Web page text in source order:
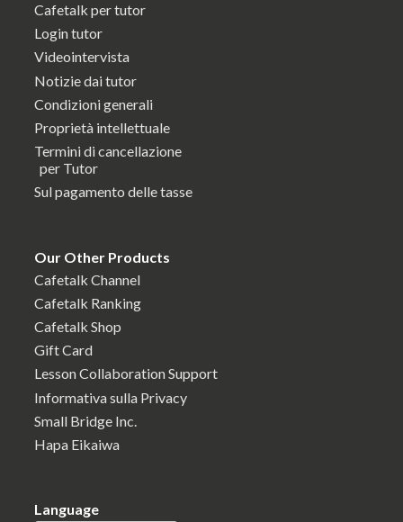
Cafetalk per tutor
Login tutor
Videointervista
Notizie dai tutor
Condizioni generali
Proprietà intellettuale
Termini di cancellazione
per Tutor
Sul pagamento delle tasse
Our Other Products
Cafetalk Channel
Cafetalk Ranking
Cafetalk Shop
Gift Card
Lesson Collaboration Support
Informativa sulla Privacy
Small Bridge Inc.
Hapa Eikaiwa
Language